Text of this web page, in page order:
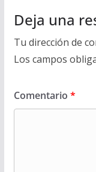
Deja una
Tu dirección de
Los campos
Comentario *